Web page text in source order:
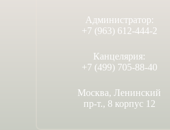
Администратор:
+7 (963) 612-444-2
Канцелярия:
+7 (499) 705-88-40
Москва, Ленинский
пр-т., 8 корпус 12